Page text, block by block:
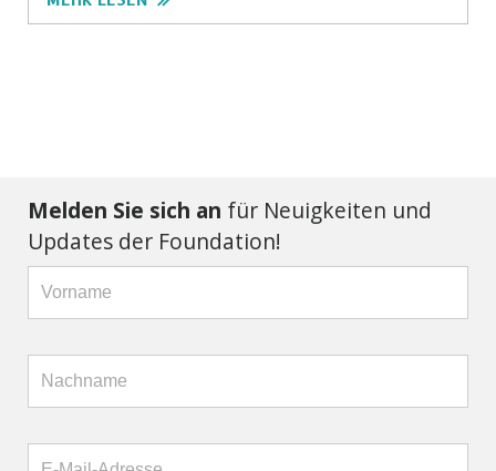
Melden Sie sich an für Neuigkeiten und
Updates der Foundation!